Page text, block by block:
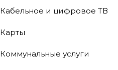
Кабельное и цифровое ТВ
Карты
Коммунальные услуги